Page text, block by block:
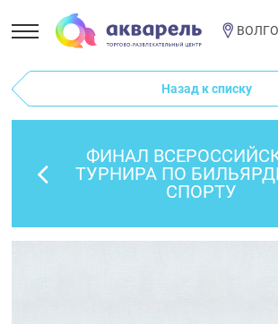
Назад к списку
ФИНАЛ
ТУРНИРА ПО
СПОРТУ